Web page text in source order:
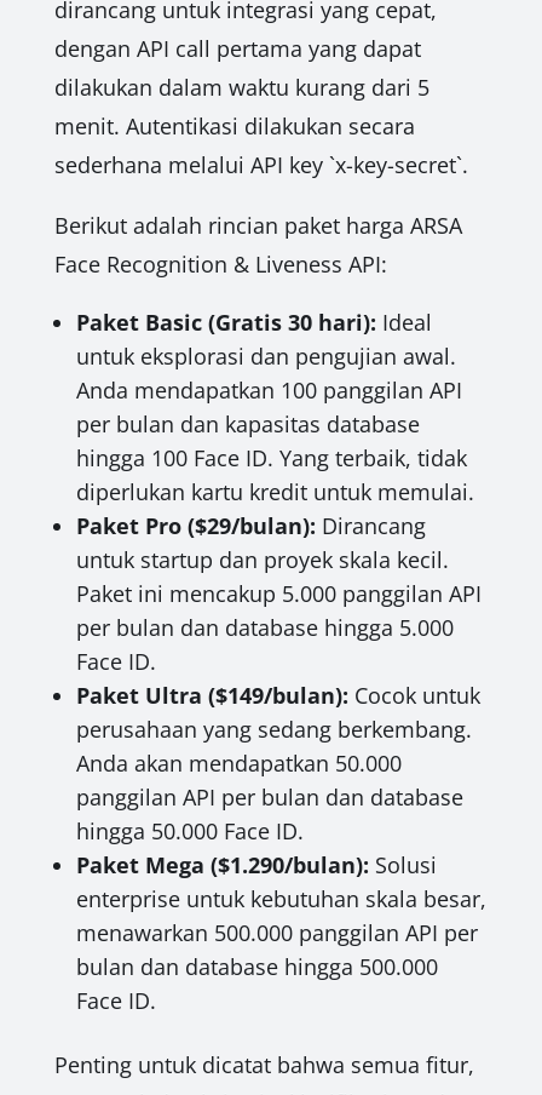
dirancang untuk integrasi yang cepat,
dengan API call pertama yang dapat
dilakukan dalam waktu kurang dari 5
menit. Autentikasi dilakukan secara
sederhana melalui API key `x-key-secret`.
Berikut adalah rincian paket harga ARSA
Face Recognition & Liveness API:
Paket Basic (Gratis 30 hari): Ideal
untuk eksplorasi dan pengujian awal.
Anda mendapatkan 100 panggilan API
per bulan dan kapasitas database
hingga 100 Face ID. Yang terbaik, tidak
diperlukan kartu kredit untuk memulai.
Paket Pro ($29/bulan): Dirancang
untuk startup dan proyek skala kecil.
Paket ini mencakup 5.000 panggilan API
per bulan dan database hingga 5.000
Face ID.
Paket Ultra ($149/bulan): Cocok untuk
perusahaan yang sedang berkembang.
Anda akan mendapatkan 50.000
panggilan API per bulan dan database
hingga 50.000 Face ID.
Paket Mega ($1.290/bulan): Solusi
enterprise untuk kebutuhan skala besar,
menawarkan 500.000 panggilan API per
bulan dan database hingga 500.000
Face ID.
Penting untuk dicatat bahwa semua fitur,